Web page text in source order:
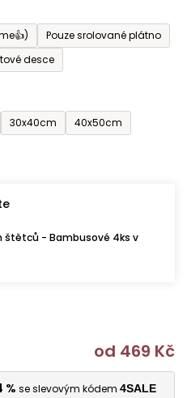
Pouze srolované plátno
desce
30x40cm
40x50cm
štětců - Bambusové 4ks v
od 469 Kč
% se slevovým kódem 4SALE